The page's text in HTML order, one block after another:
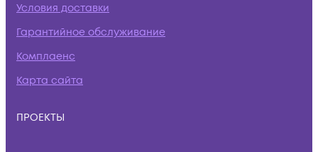
Условия доставки
Гарантийное обслуживание
Комплаенс
Карта сайта
ПРОЕКТЫ